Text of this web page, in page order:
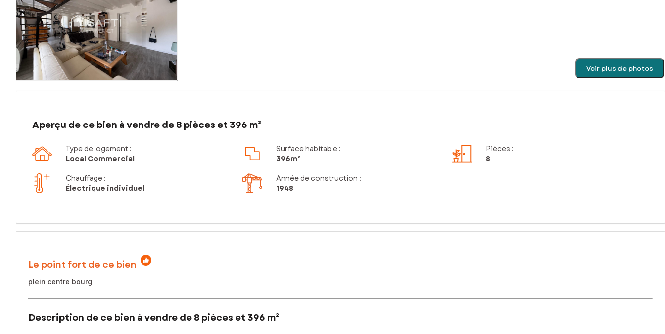
Voir plus de photos
Aperçu de ce bien à vendre de 8 pièces et 396 m²
Type de logement :
Local Commercial
Surface habitable :
396m²
Pièces :
8
Chauffage :
Électrique individuel
Année de construction :
1948
Le point fort de ce bien
plein centre bourg
Description de ce bien à vendre de 8 pièces et 396 m²